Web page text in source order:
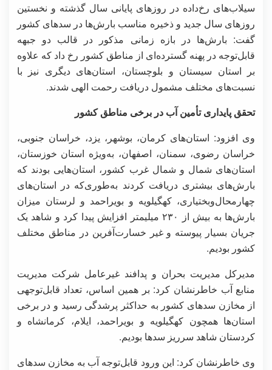
سیلاب‌های رخ‌داده در روزهای پایانی سال گذشته و نخستین
روزهای سال جدید و ذخیره مناسب بارش‌ها در سدهای کشور
گفت: بارش‌ها در بازه زمانی مذکور در قالب دو جبهه
قابل‌توجه در پهنه گسترده‌ای از مناطق کشور رخ داد که علاوه
بر استان سیستان و بلوچستان، استان‌های دیگری نیز با
نسبت‌های مختلف مشمول دریافت رحمت الهی شدند.
تحقق پایداری تأمین آب در برخی مناطق کشور
وی افزود: استان‌های کرمان، بوشهر، یزد، خراسان جنوبی،
خراسان رضوی، سمنان، اصفهان، به‌ویژه استان خوزستان،
استان‌های شمال و شمال غرب کشور، استان‌هایی بودند که
بارش‌های بیشتری دریافت کردند به‌طوری‌که در استان‌های
چهارمحال‌وبختیاری، کهگیلویه و بویراحمد و لرستان میزان
بارش‌ها به بیش از ۲۳۰ میلیمتر افزایش پیدا کرد و شاهد یک
جریان بسیار پیوسته و غیر خسارت‌آفرین در مناطق مختلف
کشور بودیم.
مدیرکل مدیریت بحران و پدافند غیرعامل شرکت مدیریت
منابع آب خاطرنشان کرد: بر همین اساس، تعداد قابل‌توجهی
از مخازن سدهای کشور به حداکثر پرشدگی رسید و در برخی
استان‌ها همچون کهگیلویه و بویراحمد، ایلام، کرمانشاه و
کردستان شاهد سرریز سدها بودیم.
وی خاطرنشان کرد: این ورود قابل‌توجه آب به مخازن سدهای